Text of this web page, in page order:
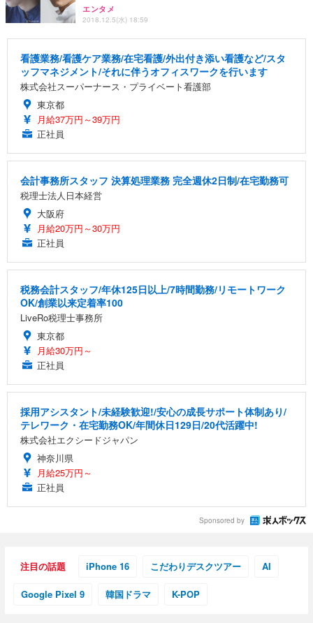
エンタメ
2018.12.5(水) 18:59
看護業務/看護ケア業務/在宅看護/外出付き添い看護など/スタ
ッフマネジメント/それに伴うオフィスワークを行います
株式会社スーパーナース・プライベート看護部
東京都
月給37万円～39万円
正社員
会計事務所スタッフ 決算処理業務 完全週休2日制/在宅勤務可
税理士法人日本経営
大阪府
月給20万円～30万円
正社員
税務会計スタッフ/年休125日以上/7時間勤務/リモートワーク
OK/創業以来定着率100
LiveRo税理士事務所
東京都
月給30万円～
正社員
採用アシスタント/未経験歓迎!/安心の成長サポート体制あり/
テレワーク・在宅勤務OK/年間休日129日/20代活躍中!
株式会社エクシードジャパン
神奈川県
月給25万円～
正社員
Sponsored by
注目の話題 iPhone 16 こだわりデスクツアー AI
Google Pixel 9 韓国ドラマ K-POP